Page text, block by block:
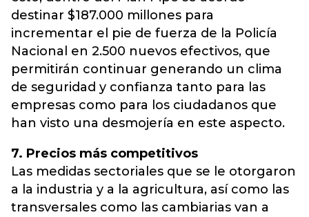
destinar $187.000 millones para
incrementar el pie de fuerza de la Policía
Nacional en 2.500 nuevos efectivos, que
permitirán continuar generando un clima
de seguridad y confianza tanto para las
empresas como para los ciudadanos que
han visto una desmojería en este aspecto.
7. Precios más competitivos
Las medidas sectoriales que se le otorgaron
a la industria y a la agricultura, así como las
transversales como las cambiarias van a